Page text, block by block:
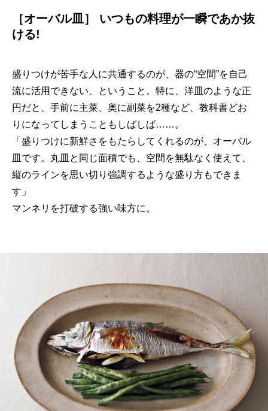
［オーバル皿］ いつもの料理が一瞬であか抜
ける!
盛りつけが苦手な人に共通するのが、器の“空間”を自己
流に活用できない、ということ。特に、洋皿のような正
円だと、手前に主菜、奥に副菜を2種など、教科書どお
りになってしまうこともしばしば……。
「盛りつけに新鮮さをもたらしてくれるのが、オーバル
皿です。丸皿と同じ面積でも、空間を無駄なく使えて、
縦のラインを思い切り強調するような盛り方もできま
す」
マンネリを打破する強い味方に。